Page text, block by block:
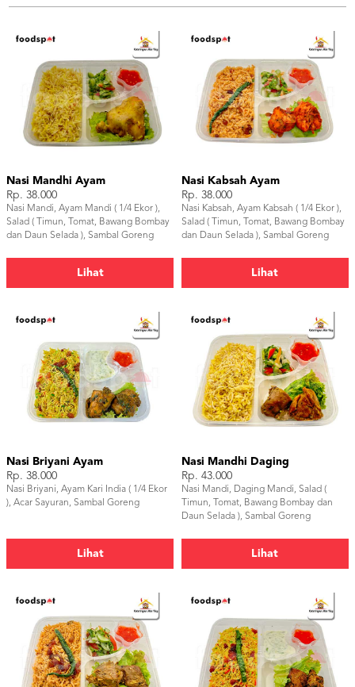
Nasi Mandhi Ayam
Rp. 38.000
Nasi Mandi, Ayam Mandi ( 1/4 Ekor ),
Salad ( Timun, Tomat, Bawang Bombay
dan Daun Selada ), Sambal Goreng
Lihat
Nasi Kabsah Ayam
Rp. 38.000
Nasi Kabsah, Ayam Kabsah ( 1/4 Ekor ),
Salad ( Timun, Tomat, Bawang Bombay
dan Daun Selada ), Sambal Goreng
Lihat
Nasi Briyani Ayam
Rp. 38.000
Nasi Briyani, Ayam Kari India ( 1/4 Ekor
), Acar Sayuran, Sambal Goreng
Lihat
Nasi Mandhi Daging
Rp. 43.000
Nasi Mandi, Daging Mandi, Salad (
Timun, Tomat, Bawang Bombay dan
Daun Selada ), Sambal Goreng
Lihat